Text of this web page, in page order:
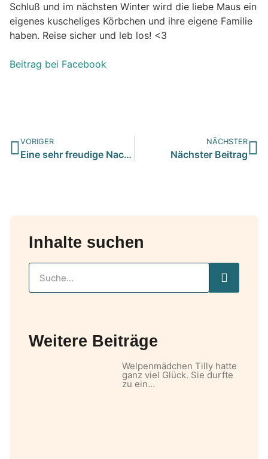
Schluß und im nächsten Winter wird die liebe Maus ein
eigenes kuscheliges Körbchen und ihre eigene Familie
haben. Reise sicher und leb los! <3
Beitrag bei Facebook
VORIGER
Eine sehr freudige Nachricht : unsere Ziva von unsere Tiersc…
NÄCHSTER
Nächster Beitrag
Inhalte suchen
Weitere Beiträge
Welpenmädchen Tilly hatte
ganz viel Glück. Sie durfte
zu ein…